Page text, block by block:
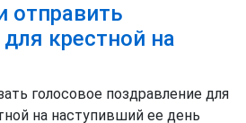
отправить
крестной на
голосовое поздравление для
на наступивший ее день